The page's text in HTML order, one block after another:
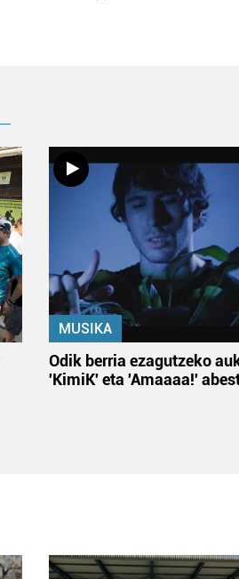
MUSIKA
Odik berria ezagutzeko
'KimiK' eta 'Amaaaa!'